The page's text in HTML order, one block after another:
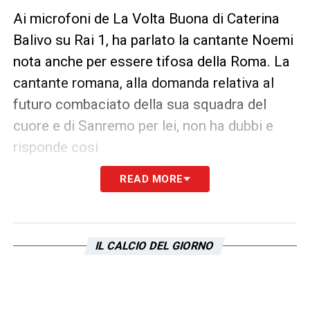
Ai microfoni de La Volta Buona di Caterina
Balivo su Rai 1, ha parlato la cantante Noemi
nota anche per essere tifosa della Roma. La
cantante romana, alla domanda relativa al
futuro combaciato della sua squadra del
cuore e di Sanremo per lei, non ha dubbi e
risponde cosi
Rinunciare a un posto tra i primi
Scudetto della Roma? Serenamente
READ MORE
IL CALCIO DEL GIORNO